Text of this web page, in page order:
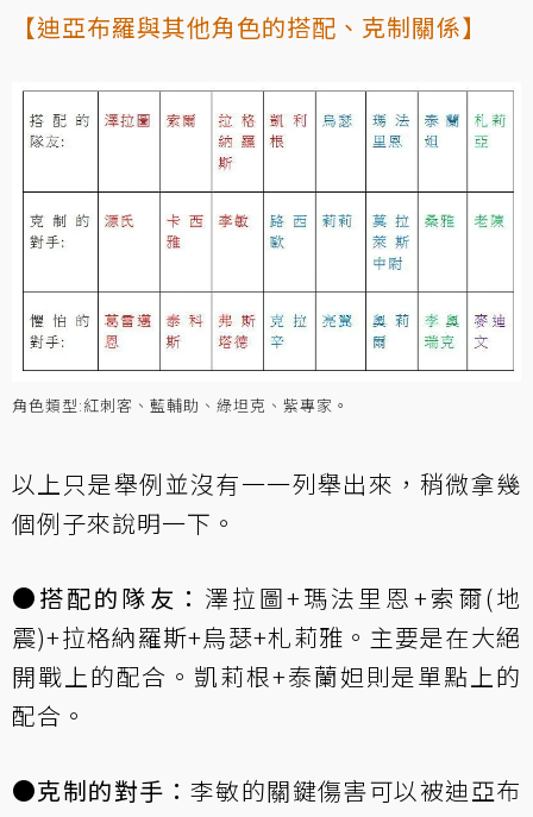
【迪亞布羅與其他角色的搭配、克制關係】
角色類型:紅刺客、藍輔助、綠坦克、紫專家。
以上只是舉例並沒有一一列舉出來，稍微拿幾
個例子來說明一下。
●搭配的隊友： 澤拉圖+瑪法里恩+索爾(地
震)+拉格納羅斯+烏瑟+札莉雅。主要是在大絕
開戰上的配合。凱莉根+泰蘭妲則是單點上的
配合。
●克制的對手： 李敏的關鍵傷害可以被迪亞布